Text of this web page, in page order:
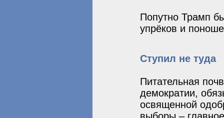
Попутно Трамп
упрёков и
Ступил не туда
Питательная
демократии,
освященной